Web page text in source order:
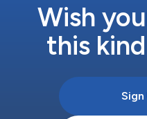
Wish
this
Sign